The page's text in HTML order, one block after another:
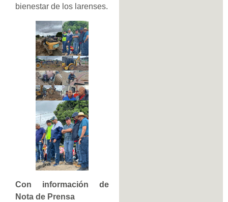
bienestar de los larenses.
Con información de
Nota de Prensa